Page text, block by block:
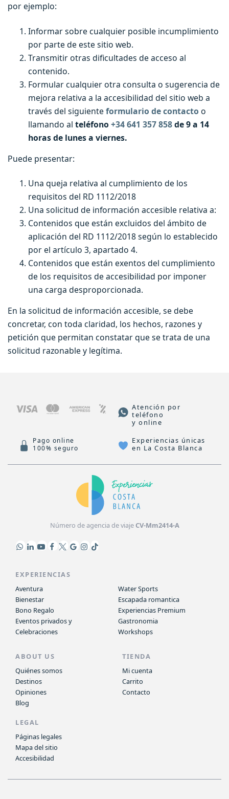
por ejemplo:
Informar sobre cualquier posible incumplimiento
por parte de este sitio web.
Transmitir otras dificultades de acceso al
contenido.
Formular cualquier otra consulta o sugerencia de
mejora relativa a la accesibilidad del sitio web a
través del siguiente formulario de contacto o
llamando al teléfono +34 641 357 858de 9 a 14
horas de lunes a viernes.
Puede presentar:
Una queja relativa al cumplimiento de los
requisitos del RD 1112/2018
Una solicitud de información accesible relativa a:
Contenidos que están excluidos del ámbito de
aplicación del RD 1112/2018 según lo establecido
por el artículo 3, apartado 4.
Contenidos que están exentos del cumplimiento
de los requisitos de accesibilidad por imponer
una carga desproporcionada.
En la solicitud de información accesible, se debe
concretar, con toda claridad, los hechos, razones y
petición que permitan constatar que se trata de una
solicitud razonable y legítima.
Atención por
teléfono
y online
Pago online
100% seguro
Experiencias únicas
en La Costa Blanca
Número de agencia de viajeCV-Mm2414-A
EXPERIENCIAS
Aventura
Bienestar
Bono Regalo
Eventos privados y
Celebraciones
Water Sports
Escapada romantica
Experiencias Premium
Gastronomia
Workshops
ABOUT US
Quiénes somos
Destinos
Opiniones
Blog
TIENDA
Mi cuenta
Carrito
Contacto
LEGAL
Páginas legales
Mapa del sitio
Accesibilidad